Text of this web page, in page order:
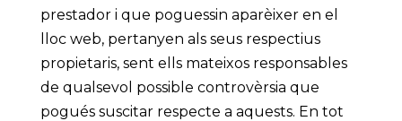
prestador i que poguessin aparèixer en el
lloc web, pertanyen als seus respectius
propietaris, sent ells mateixos responsables
de qualsevol possible controvèrsia que
pogués suscitar respecte a aquests. En tot